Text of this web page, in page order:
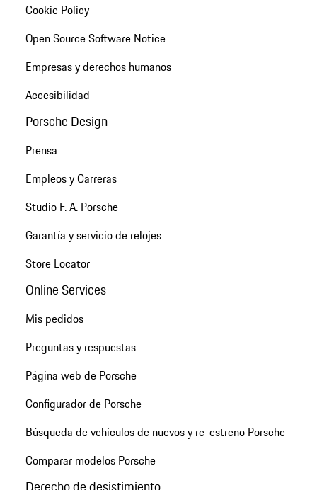
Cookie Policy
Open Source Software Notice
Empresas y derechos humanos
Accesibilidad
Porsche Design
Prensa
Empleos y Carreras
Studio F. A. Porsche
Garantía y servicio de relojes
Store Locator
Online Services
Mis pedidos
Preguntas y respuestas
Página web de Porsche
Configurador de Porsche
Búsqueda de vehículos de nuevos y re-estreno Porsche
Comparar modelos Porsche